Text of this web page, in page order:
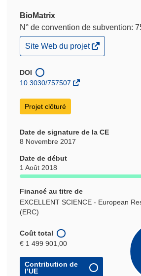
BioMatrix
N° de convention de subvention:
(s’ouvre
dans
nouvelle
fenêtre)
Site Web du projet
DOI
10.3030/757507
Projet clôturé
Date de signature de la CE
8 Novembre 2017
Date de début
1 Août 2018
Financé au titre de
EXCELLENT SCIENCE - European
(ERC)
Coût total
€ 1 499 901,00
Contribution de
l’UE